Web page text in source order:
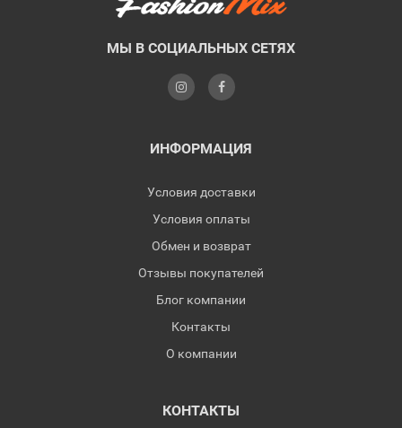
МЫ В СОЦИАЛЬНЫХ СЕТЯХ
ИНФОРМАЦИЯ
Условия доставки
Условия оплаты
Обмен и возврат
Отзывы покупателей
Блог компании
Контакты
О компании
КОНТАКТЫ